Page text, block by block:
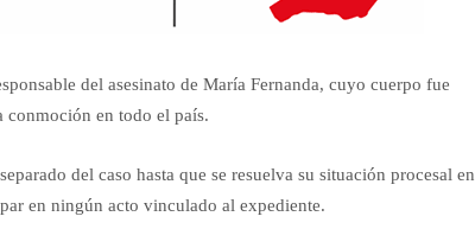
del asesinato de María Fernanda, cuyo cuerpo fue
conmoción en todo el país.
del caso hasta que se resuelva su situación procesal en
en ningún acto vinculado al expediente.